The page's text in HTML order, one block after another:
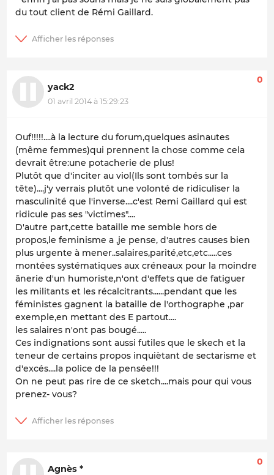
du tout client de Rémi Gaillard.
yack2
01 avril 2014 à 15:29:23
0
Ouf!!!!!....à la lecture du forum,quelques asinautes
(même femmes)qui prennent la chose comme cela
devrait être:une potacherie de plus!
Plutôt que d'inciter au viol(Ils sont tombés sur la
tête)....j'y verrais plutôt une volonté de ridiculiser la
masculinité que l'inverse....c'est Remi Gaillard qui est
ridicule pas ses "victimes"....
D'autre part,cette bataille me semble hors de
propos,le feminisme a ,je pense, d'autres causes bien
plus urgente à mener..salaires,parité,etc,etc.....ces
montées systématiques aux créneaux pour la moindre
ânerie d'un humoriste,n'ont d'effets que de fatiguer
les militants et les récalcitrants......pendant que les
féministes gagnent la bataille de l'orthographe ,par
exemple,en mettant des E partout....
les salaires n'ont pas bougé.....
Ces indignations sont aussi futiles que le skech et la
teneur de certains propos inquiètant de sectarisme et
d'excés....la police de la pensée!!!
On ne peut pas rire de ce sketch....mais pour qui vous
prenez- vous?
Agnès *
0